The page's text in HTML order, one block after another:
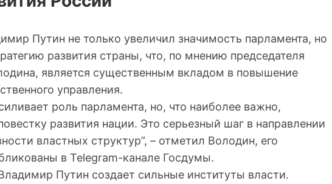
Путин не только увеличил значимость парламента, но
развития страны, что, по мнению председателя
является существенным вкладом в повышение
управления.
роль парламента, но, что наиболее важно,
развития нации. Это серьезный шаг в направлении
властных структур”, – отметил Володин, его
в Telegram-канале Госдумы.
Путин создает сильные институты власти.